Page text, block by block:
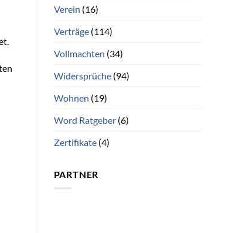
Verein (16)
Verträge(114)
Vollmachten (34)
Widersprüche(94)
Wohnen (19)
Word Ratgeber(6)
Zertifikate(4)
PARTNER